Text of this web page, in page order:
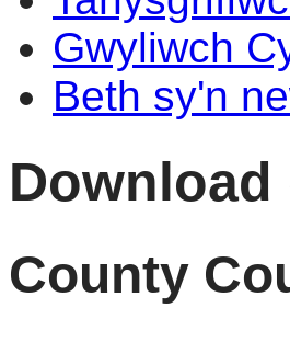
Gwyliwch
Beth sy'n
County